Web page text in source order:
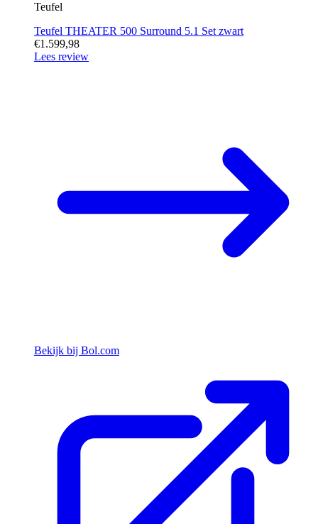
Teufel
Teufel THEATER 500 Surround 5.1 Set zwart
€1.599,98
Lees review
Bekijk bij Bol.com